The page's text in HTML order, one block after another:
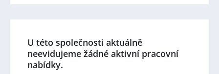
U této společnosti aktuálně
neevidujeme žádné aktivní pracovní
nabídky.